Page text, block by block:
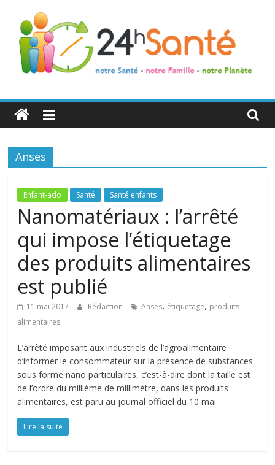
24h
Santé
La
de
toute
famille
Anses
Enfant-ado Santé Santé enfants
Nanomatériaux : l’arrêté
qui impose l’étiquetage
des produits alimentaires
est publié
11 mai 2017 Rédaction Anses, étiquetage, produits
alimentaires
L’arrêté imposant aux industriels de l’agroalimentaire
d’informer le consommateur sur la présence de substances
sous forme nano particulaires, c’est-à-dire dont la taille est
de l’ordre du millième de millimètre, dans les produits
alimentaires, est paru au journal officiel du 10 mai.
Lire la suite